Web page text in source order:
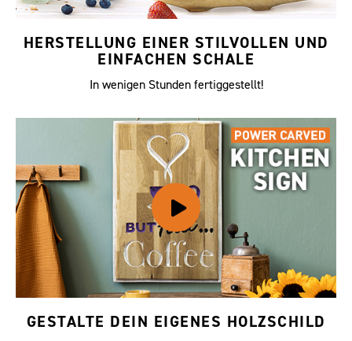
HERSTELLUNG EINER STILVOLLEN UND
EINFACHEN SCHALE
In wenigen Stunden fertiggestellt!
GESTALTE DEIN EIGENES HOLZSCHILD